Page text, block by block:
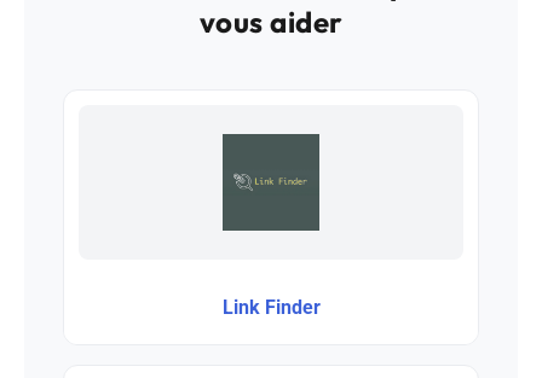
vous aider
Link Finder